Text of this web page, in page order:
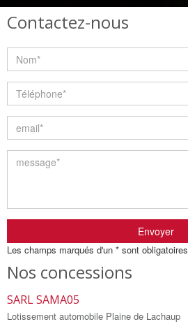
Contactez-nous
Envoyer
Les champs marqués d'un * sont obligatoires
Nos concessions
SARL SAMA05
Lotissement automobile Plaine de Lachaup